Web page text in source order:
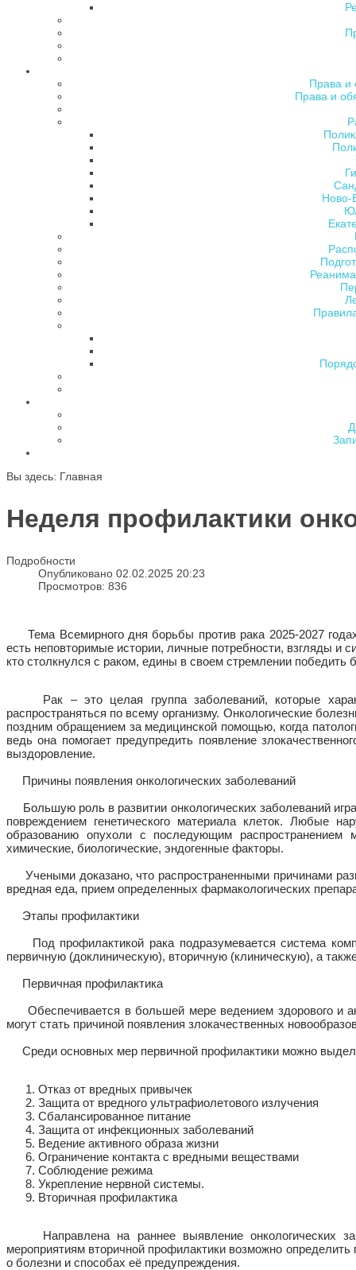
Права и
Права и
Ново-
Вы здесь: Главная
Неделя профилактики
Подробности
Опубликовано 02.02.2025 20:23
Просмотров: 836
Тема Всемирного дня борьбы против рака 2025-2027
есть неповторимые истории, личные потребности, взгляды и
кто столкнулся с раком, едины в своем стремлении победить
Рак – это целая группа заболеваний, которые
распространяться по всему организму. Онкологические
поздним обращением за медицинской помощью, когда
ведь она помогает предупредить появление
выздоровление.
Причины появления онкологических заболеваний
Большую роль в развитии онкологических заболеваний
повреждением генетического материала клеток. Любые
образованию опухоли с последующим распространением
химические, биологические, эндогенные факторы.
Учеными доказано, что распространенными причинами
вредная еда, прием определенных фармакологических
Этапы профилактики
Под профилактикой рака подразумевается система
первичную (доклиническую), вторичную (клиническую), а
Первичная профилактика
Обеспечивается в большей мере ведением здорового и
могут стать причиной появления злокачественных
Среди основных мер первичной профилактики можно
Отказ от вредных привычек
Защита от вредного ультрафиолетового излучения
Сбалансированное питание
Защита от инфекционных заболеваний
Ведение активного образа жизни
Ограничение контакта с вредными веществами
Соблюдение режима
Укрепление нервной системы.
Вторичная профилактика
Направлена на раннее выявление онкологических
мероприятиям вторичной профилактики возможно
о болезни и способах её предупреждения.